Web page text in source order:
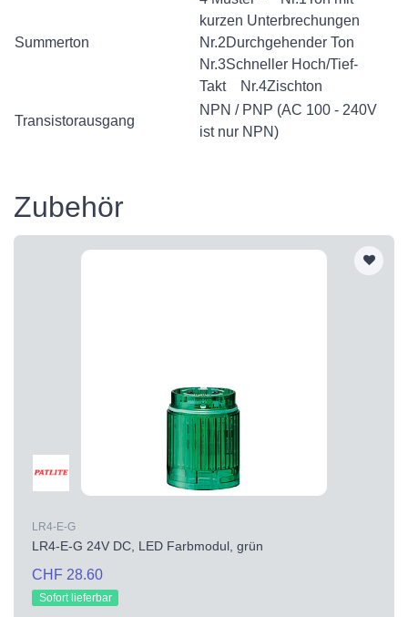
Summerton
kurzen Unterbrechungen
Nr.2Durchgehender Ton
Nr.3Schneller Hoch/Tief-
Takt Nr.4Zischton
Transistorausgang
NPN / PNP (AC 100 - 240V
ist nur NPN)
Zubehör
LR4-E-G
LR4-E-G 24V DC, LED Farbmodul, grün
CHF 28.60
Sofort lieferbar